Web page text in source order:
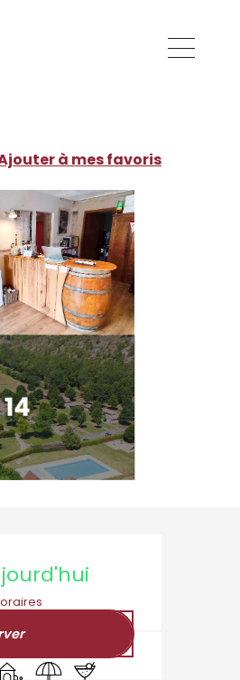
aux favoris
à mes favoris
pour enfants / Espace jeux
Aire de pique nique
Bar / Buvette